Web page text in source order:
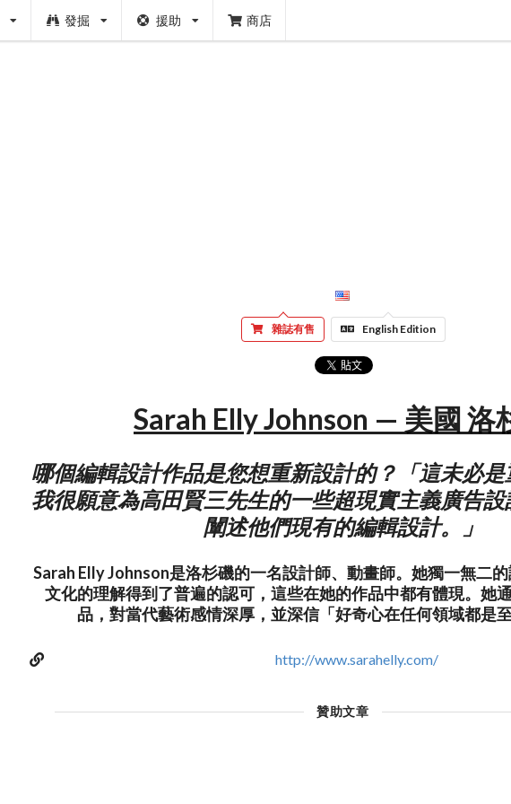
發掘 援助 商店
雜誌有售 English Edition
Sarah Elly Johnson — 美國 洛
哪個編輯設計作品是您想重新設計的？「這未必
我很願意為高田賢三先生的一些超現實主義廣告
闡述他們現有的編輯設計。」
Sarah Elly Johnson是洛杉磯的一名設計師、動畫師。她獨一無二
文化的理解得到了普遍的認可，這些在她的作品中都有體現。她
品，對當代藝術感情深厚，並深信「好奇心在任何領域都是至
http://www.sarahelly.com/
贊助文章